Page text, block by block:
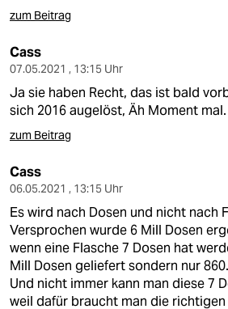
zum Beitrag
Cass
07.05.2021 , 13:15 Uhr
Ja sie haben Recht, das ist bald
sich 2016 augelöst, Äh Moment mal.
zum Beitrag
Cass
06.05.2021 , 13:15 Uhr
Es wird nach Dosen und nicht nach
Versprochen wurde 6 Mill Dosen
wenn eine Flasche 7 Dosen hat
Mill Dosen geliefert sondern nur
Und nicht immer kann man diese 7
weil dafür braucht man die